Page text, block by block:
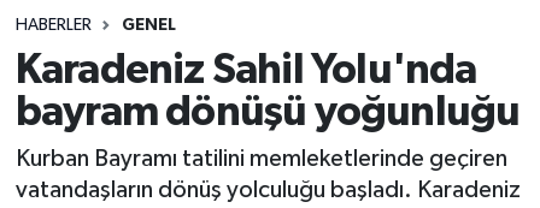
HABERLER GENEL
Karadeniz Sahil Yolu'nda
bayram dönüşü yoğunluğu
Kurban Bayramı tatilini memleketlerinde geçiren
vatandaşların dönüş yolculuğu başladı. Karadeniz
Biyografi
Çevre
Diğer
Ankara Trafik Yoğunluk Haritası
Süper Lig Puan Durumu ve Fikstür
Tüm Manşetler